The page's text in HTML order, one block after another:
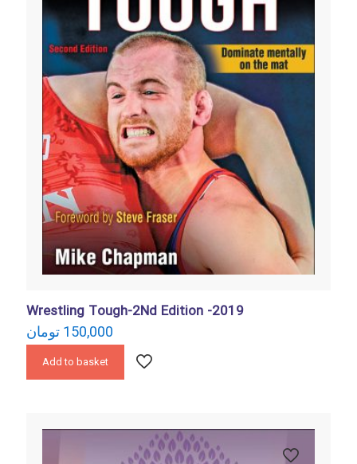
Wrestling Tough-2Nd Edition -2019
150,000 تومان
Add to basket